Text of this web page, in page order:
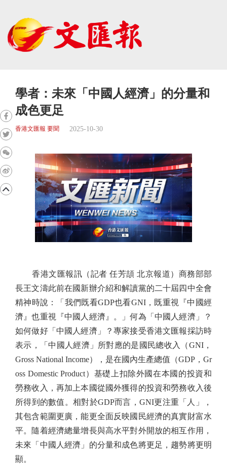
學者：未來「中國人經濟」的分量和
成色更足
香港文匯報 要聞 2025-10-30
香港文匯報訊（記者 任芳頡 北京報道）商務部部
長王文濤此前在國新辦介紹和解讀黨的二十屆四中全會
精神時說：「我們既看GDP也看GNI，既重視『中國經
濟』也重視『中國人經濟』。」何為「中國人經濟」？
如何做好「中國人經濟」？專家接受香港文匯報採訪時
表示，「中國人經濟」所對應的是國民總收入（GNI，
Gross National Income），是在國內生產總值（GDP，Gr
oss Domestic Product）基礎上扣除外國在本國的投資和
勞務收入，再加上本國從國外獲得的投資和勞務收入後
所得到的數值。相對於GDP而言，GNI更注重「人」，
其包含範圍更廣，能更全面反映國民經濟的真實財富水
平。隨着經濟總量增長與高水平對外開放的相互作用，
未來「中國人經濟」的分量和成色將更足，趨勢將更明
顯。